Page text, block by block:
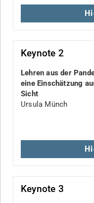
Keynote 2
Lehren aus der
eine Einschätzung
Sicht
Ursula Münch
Keynote 3